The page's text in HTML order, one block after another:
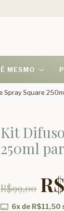
MESMO
Spray Square
Kit
250ml
R$99,00
6x de R$11,50